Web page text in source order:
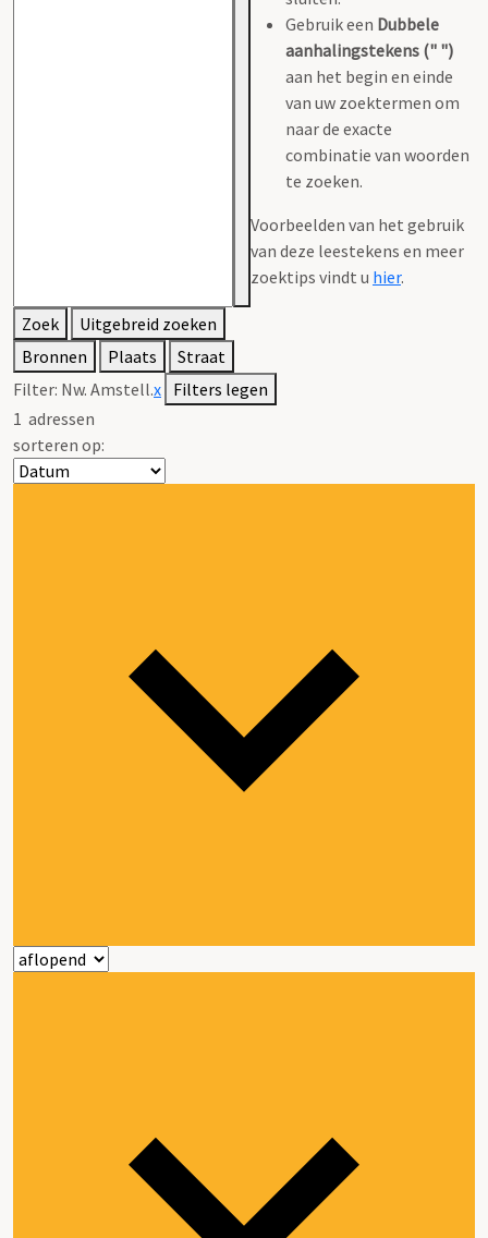
Gebruik een Dubbele
aanhalingstekens (" ")
aan het begin en einde
van uw zoektermen om
naar de exacte
combinatie van woorden
te zoeken.
Voorbeelden van het gebruik
van deze leestekens en meer
zoektips vindt u hier.
Zoek
Uitgebreid zoeken
Bronnen
Plaats
Straat
Filter: Nw. Amstell.x Filters legen
1 adressen
sorteren op: